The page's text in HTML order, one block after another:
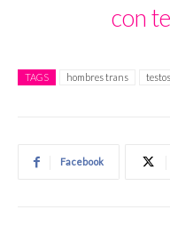
con
TAGS hombres trans
Facebook